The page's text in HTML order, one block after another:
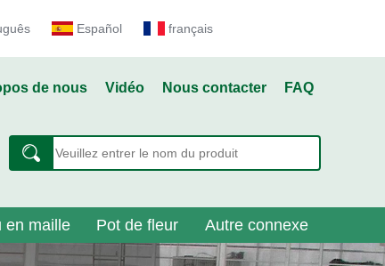
Español
français
de nous Vidéo Nous contacter FAQ
en maille Pot de fleur Autre connexe